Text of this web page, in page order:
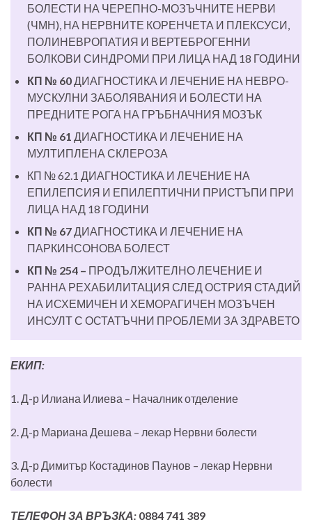
БОЛЕСТИ НА ЧЕРЕПНО-МОЗЪЧНИТЕ НЕРВИ
(ЧМН), НА НЕРВНИТЕ КОРЕНЧЕТА И ПЛЕКСУСИ,
ПОЛИНЕВРОПАТИЯ И ВЕРТЕБРОГЕННИ
БОЛКОВИ СИНДРОМИ ПРИ ЛИЦА НАД 18 ГОДИНИ
КП № 60 ДИАГНОСТИКА И ЛЕЧЕНИЕ НА НЕВРО-
МУСКУЛНИ ЗАБОЛЯВАНИЯ И БОЛЕСТИ НА
ПРЕДНИТЕ РОГА НА ГРЪБНАЧНИЯ МОЗЪК
КП № 61 ДИАГНОСТИКА И ЛЕЧЕНИЕ НА
МУЛТИПЛЕНА СКЛЕРОЗА
КП № 62.1 ДИАГНОСТИКА И ЛЕЧЕНИЕ НА
ЕПИЛЕПСИЯ И ЕПИЛЕПТИЧНИ ПРИСТЪПИ ПРИ
ЛИЦА НАД 18 ГОДИНИ
КП № 67 ДИАГНОСТИКА И ЛЕЧЕНИЕ НА
ПАРКИНСОНОВА БОЛЕСТ
КП № 254 – ПРОДЪЛЖИТЕЛНО ЛЕЧЕНИЕ И
РАННА РЕХАБИЛИТАЦИЯ СЛЕД ОСТРИЯ СТАДИЙ
НА ИСХЕМИЧЕН И ХЕМОРАГИЧЕН МОЗЪЧЕН
ИНСУЛТ С ОСТАТЪЧНИ ПРОБЛЕМИ ЗА ЗДРАВЕТО
ЕКИП:
1. Д-р Илиана Илиева – Началник отделение
2. Д-р Мариана Дешева – лекар Нервни болести
3. Д-р Димитър Костадинов Паунов – лекар Нервни
болести
ТЕЛЕФОН ЗА ВРЪЗКА: 0884 741 389